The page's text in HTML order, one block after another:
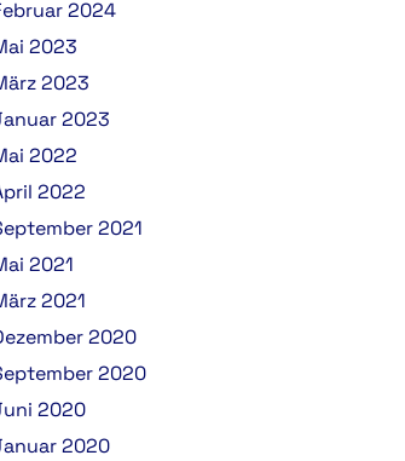
2024
2023
2023
2023
2022
2022
2021
2021
2021
2020
2020
2020
2020